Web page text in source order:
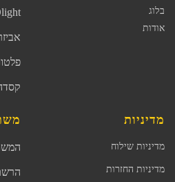
בלוג
אודות
מדיניות
מדיניות שילוח
מדיניות החזרות